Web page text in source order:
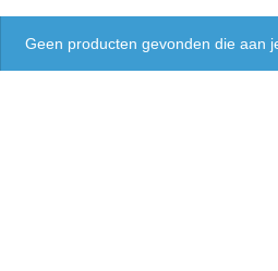
Geen producten gevonden die aan